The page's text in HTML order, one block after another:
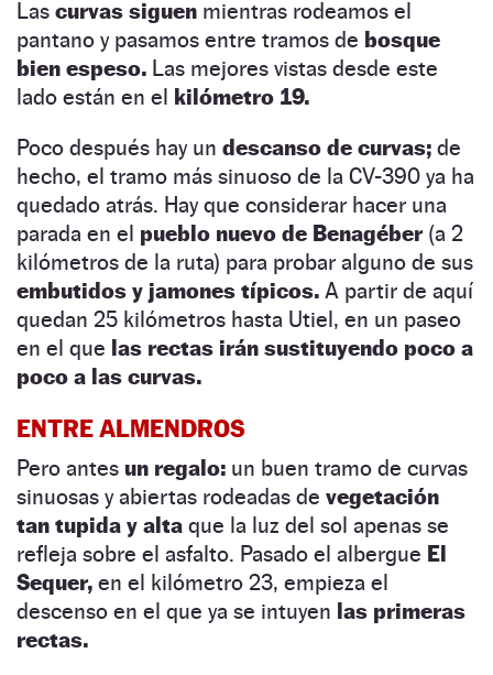
Las curvas siguen mientras rodeamos el
pantano y pasamos entre tramos de bosque
bien espeso. Las mejores vistas desde este
lado están en el kilómetro 19.
Poco después hay un descanso de curvas; de
hecho, el tramo más sinuoso de la CV-390 ya ha
quedado atrás. Hay que considerar hacer una
parada en el pueblo nuevo de Benagéber(a 2
kilómetros de la ruta) para probar alguno de sus
embutidos y jamones típicos. A partir de aquí
quedan 25 kilómetros hasta Utiel, en un paseo
en el que las rectas irán sustituyendo poco a
poco a las curvas.
ENTRE ALMENDROS
Pero antes un regalo: un buen tramo de curvas
sinuosas y abiertas rodeadas de vegetación
tan tupida y alta que la luz del sol apenas se
refleja sobre el asfalto. Pasado el albergue El
Sequer, en el kilómetro 23, empieza el
descenso en el que ya se intuyen las primeras
rectas.